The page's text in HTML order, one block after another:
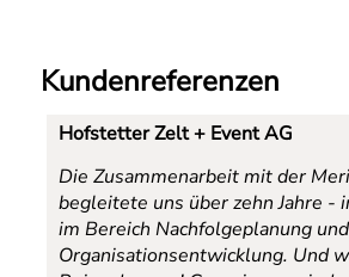
Kundenreferenzen
Hofstetter Zelt + Event AG
Die Zusammenarbeit mit der
begleitete uns über zehn Jahre -
im Bereich Nachfolgeplanung und
Organisationsentwicklung. Und